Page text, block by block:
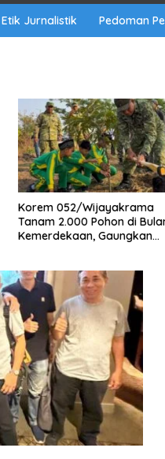
Jurnalistik Pedoman
Balap Liar Digagalkan! 9
dan 11 Pemuda
dalam Patroli Brimob Polda